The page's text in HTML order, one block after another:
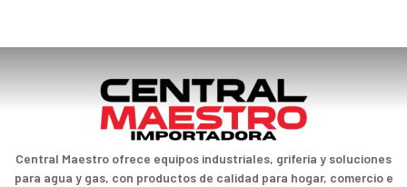
Central Maestro ofrece equipos industriales, grifería y soluciones
para agua y gas, con productos de calidad para hogar, comercio e